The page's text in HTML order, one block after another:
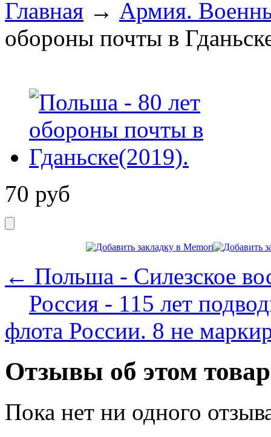
Главная → Армия.
обороны почты в
70 руб
← Польша - Силезское
Россия - 115 лет
флота России. 8 не
Отзывы об этом
Пока нет ни одного